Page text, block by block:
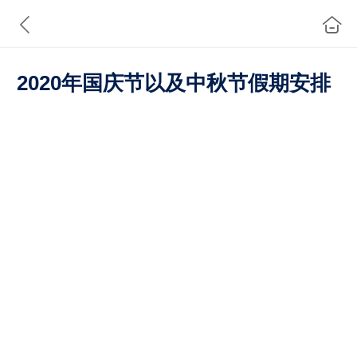
2020年国庆节以及中秋节假期安排